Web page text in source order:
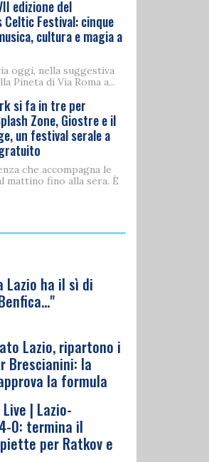
edizione del
Celtic Festival: cinque
cultura e magia a
oggi, nella suggestiva
Pineta di Via Roma a...
si fa in tre per
Zone, Giostre e il
un festival serale a
che accompagna le
mattino fino alla sera. È
Lazio ha il sì di
Lazio, ripartono i
Brescianini: la
la formula
| Lazio-
0: termina il
per Ratkov e